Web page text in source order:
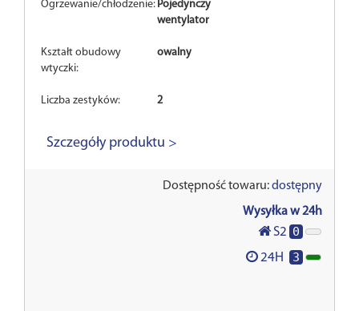
Ogrzewanie/chłodzenie: Pojedynczy
wentylator
Kształt obudowy
wtyczki:
owalny
Liczba zestyków: 2
Szczegóły produktu >
Dostępność towaru:dostępny
Wysyłka w 24h
S2 0
24H 3